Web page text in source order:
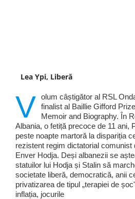
Lea Ypi, Liberă
V olum câștigător al RSL
finalist al Baillie Gifford
Memoir and Biography. În
Albania, o fetiță precoce de 11 ani,
peste noapte martoră la dispariția
rezistent regim dictatorial comunist
Enver Hodja. Deși albanezii se
statuilor lui Hodja și Stalin să
societate liberă, democratică, anii
privatizarea de tipul „terapiei de
inflația, jocurile